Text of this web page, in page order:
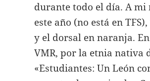
durante todo el día. A mi
este año (no está en
y el dorsal en naranja.
VMR, por la etnia nativa
«Estudiantes: Un León